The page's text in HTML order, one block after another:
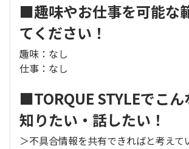
■趣味やお仕事を可能な
てください！
趣味：なし
仕事：なし
■TORQUE STYLEでこ
知りたい・話したい！
＞不具合情報を共有できればと考えて